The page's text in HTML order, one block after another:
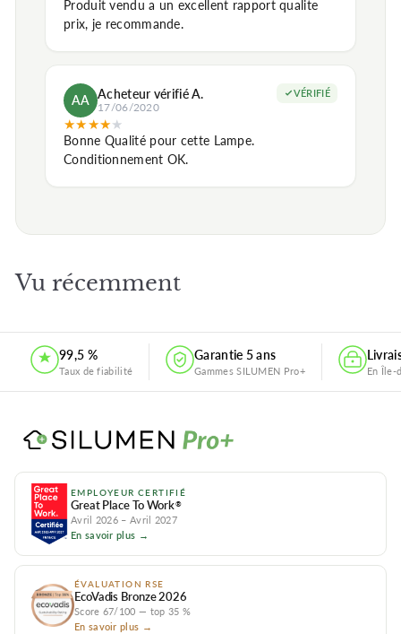
Produit vendu a un excellent rapport qualite
prix, je recommande.
AA Acheteur vérifié A.
17/06/2020
VÉRIFIÉ
★★★★★
Bonne Qualité pour cette Lampe.
Conditionnement OK.
Vu récemment
99,5 %
Taux de fiabilité
Garantie 5 ans
Gammes SILUMEN Pro+ En Île-
EMPLOYEUR CERTIFIÉ
Great Place To Work®
Avril 2026 – Avril 2027
En savoir plus →
ÉVALUATION RSE
EcoVadis Bronze 2026
Score 67/100 — top 35 %
En savoir plus →